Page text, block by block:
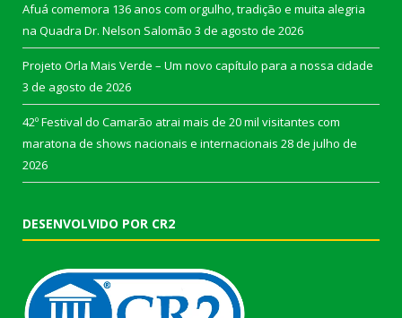
Afuá comemora 136 anos com orgulho, tradição e muita alegria
na Quadra Dr. Nelson Salomão 3 de agosto de 2026
Projeto Orla Mais Verde – Um novo capítulo para a nossa cidade
3 de agosto de 2026
42º Festival do Camarão atrai mais de 20 mil visitantes com
maratona de shows nacionais e internacionais 28 de julho de
2026
DESENVOLVIDO POR CR2